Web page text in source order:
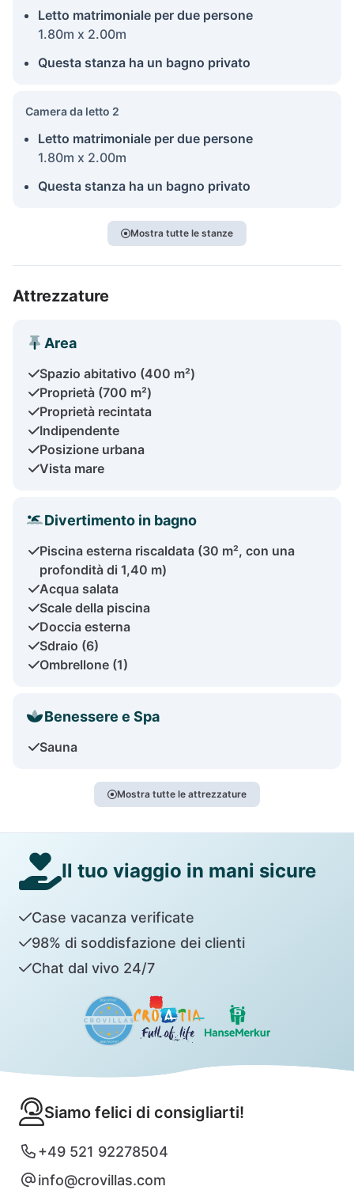
Letto matrimoniale per due persone
1.80m x 2.00m
Questa stanza ha un bagno privato
Camera da letto 2
Letto matrimoniale per due persone
1.80m x 2.00m
Questa stanza ha un bagno privato
Mostra tutte le stanze
Attrezzature
Area
Spazio abitativo (400 m²)
Proprietà (700 m²)
Proprietà recintata
Indipendente
Posizione urbana
Vista mare
Divertimento in bagno
Piscina esterna riscaldata (30 m², con una
profondità di 1,40 m)
Acqua salata
Scale della piscina
Doccia esterna
Sdraio (6)
Ombrellone (1)
Benessere e Spa
Sauna
Mostra tutte le attrezzature
Il tuo viaggio in mani sicure
Case vacanza verificate
98% di soddisfazione dei clienti
Chat dal vivo 24/7
Siamo felici di consigliarti!
+49 521 92278504
info@crovillas.com